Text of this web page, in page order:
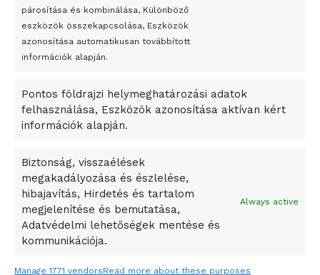
párosítása és kombinálása, Különböző
eszközök összekapcsolása, Eszközök
azonosítása automatikusan továbbított
információk alapján.
Pontos földrajzi helymeghatározási adatok
felhasználása, Eszközök azonosítása aktívan kért
információk alapján.
Biztonság, visszaélések
megakadályozása és észlelése,
hibajavítás, Hirdetés és tartalom
megjelenítése és bemutatása,
Adatvédelmi lehetőségek mentése és
kommunikációja.
Always active
Manage 1771 vendorsRead more about these purposes
Megveszi az osztrák Wienerberger az amerikai Meridian
Bricket
A Startup Campus egyetemi programjainak legjobbjai az
A Ringo Starr új albummal jelentkezik
A Vajdasági Magyar Szövetség államtitkárait kinevezték
Dzsingisz kán hódító hadjárata okozta
Kuramagomedov ötödik, Muszukajev elődöntős – Birkózó
világkupa